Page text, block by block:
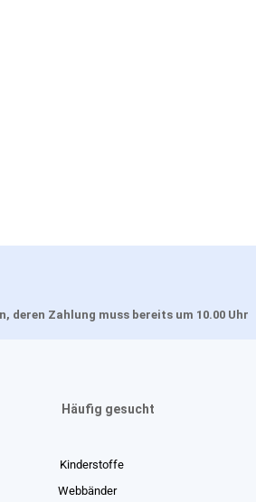
deren Zahlung muss bereits um 10.00 Uhr
Häufig gesucht
Kinderstoffe
Webbänder